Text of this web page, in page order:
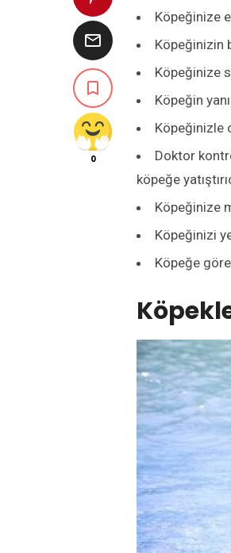


0
Köpeğinize
Köpeğinizin
Köpeğinize
Köpeğin
Köpeğinizle
Doktor
köpeğe
Köpeğinize
Köpeğinizi
Köpeğe